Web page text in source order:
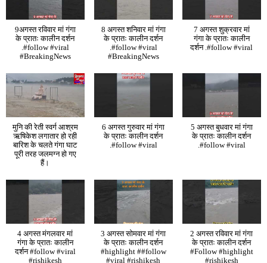
9अगस्त रविवार मां गंगा
के प्रातः कालीन दर्शन
.#follow #viral
#BreakingNews
8 अगस्त शनिवार मां गंगा
के प्रातः कालीन दर्शन
.#follow #viral
#BreakingNews
7 अगस्त शुक्रवार मां
गंगा के प्रातः कालीन
दर्शन .#follow #viral
मुनि की रेती स्वर्ग आश्रम
ऋषिकेश लगातार हो रही
बारिश के चलते गंगा घाट
पूरी तरह जलमग्न हो गए
हैं।
6 अगस्त गुरुवार मां गंगा
के प्रातः कालीन दर्शन
.#follow #viral
5 अगस्त बुधवार मां गंगा
के प्रातः कालीन दर्शन
.#follow #viral
4 अगस्त मंगलवार मां
गंगा के प्रातः कालीन
दर्शन #follow #viral
#rishikesh
3 अगस्त सोमवार मां गंगा
के प्रातः कालीन दर्शन
#highlight ##follow
#viral #rishikesh
2 अगस्त रविवार मां गंगा
के प्रातः कालीन दर्शन
#Follow #highlight
#rishikesh